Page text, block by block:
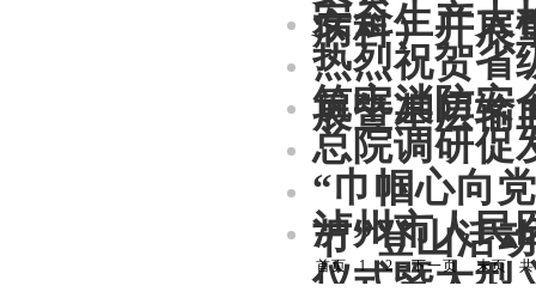
病科）开展
安全生产大
热烈祝贺省
展暨基层输
筑牢消防安
总院调研促
“巾帼心向
节”登山活动
泸州市人民
仪式暨大型
首页 1 2 下一页 末页